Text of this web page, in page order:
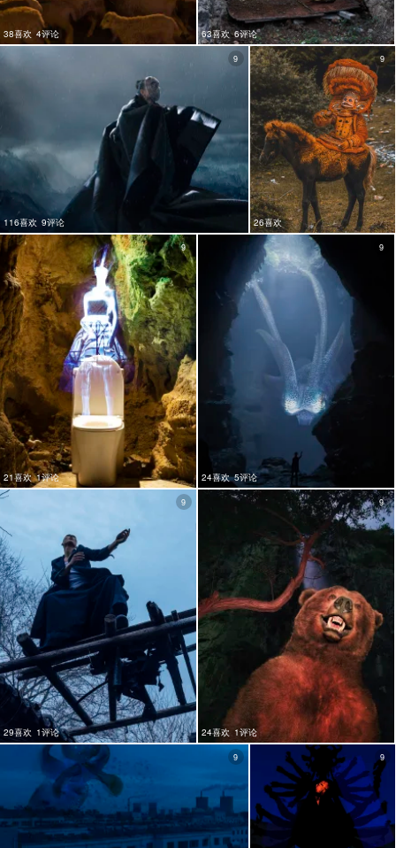
38喜欢 4评论 63喜欢 6评论
116喜欢 9评论
9
26喜欢
9
21喜欢 1评论
9
24喜欢 5评论
9
29喜欢 1评论
9
24喜欢 1评论
9
9 9